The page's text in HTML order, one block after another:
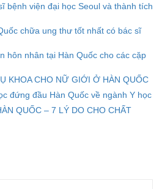
bệnh viện đại học Seoul và thành tích
chữa ung thư tốt nhất có bác sĩ
hôn nhân tại Hàn Quốc cho các cặp
KHOA CHO NỮ GIỚI Ở HÀN QUỐC
đứng đầu Hàn Quốc về ngành Y học
QUỐC – 7 LÝ DO CHO CHẤT